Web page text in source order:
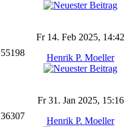
55198
Fr 14. Feb 2025, 14:42
Henrik P. Moeller
36307
Fr 31. Jan 2025, 15:16
Henrik P. Moeller